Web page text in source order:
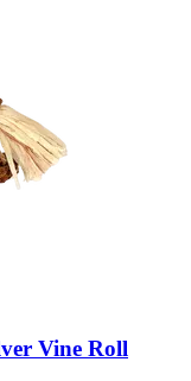
Vine Roll